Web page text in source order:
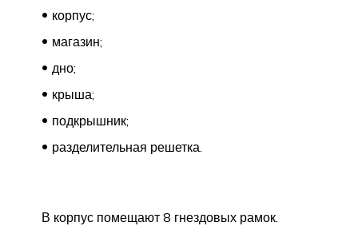
корпус;
магазин;
дно;
крыша;
подкрышник;
разделительная решетка.
В корпус помещают 8 гнездовых рамок.